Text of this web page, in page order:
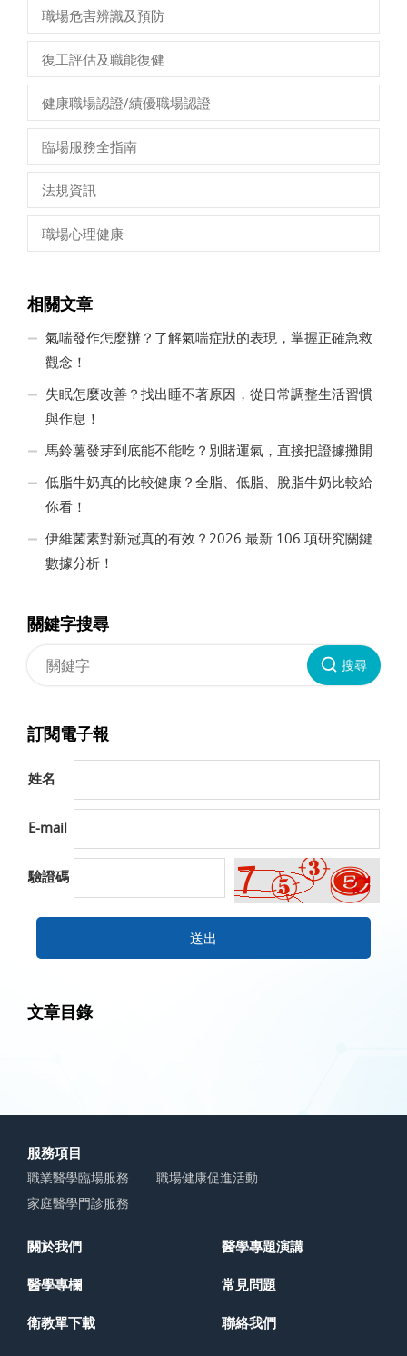
職場危害辨識及預防
復工評估及職能復健
健康職場認證/績優職場認證
臨場服務全指南
法規資訊
職場心理健康
相關文章
氣喘發作怎麼辦？了解氣喘症狀的表現，掌握正確急救
觀念！
失眠怎麼改善？找出睡不著原因，從日常調整生活習慣
與作息！
馬鈴薯發芽到底能不能吃？別賭運氣，直接把證據攤開
低脂牛奶真的比較健康？全脂、低脂、脫脂牛奶比較給
你看！
伊維菌素對新冠真的有效？2026 最新 106 項研究關鍵
數據分析！
關鍵字搜尋
搜尋
訂閱電子報
姓名
E-mail
驗證碼
送出
文章目錄
服務項目
職業醫學臨場服務
職場健康促進活動
家庭醫學門診服務
關於我們 醫學專題演講
醫學專欄 常見問題
衛教單下載 聯絡我們